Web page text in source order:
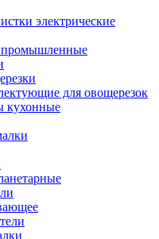
электрические
для овощерезок
кухонные